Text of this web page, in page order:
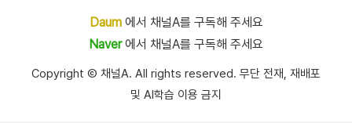
Daum에서 채널A를 구독해 주세요
Naver에서 채널A를 구독해 주세요
Copyright Ⓒ 채널A. All rights reserved. 무단 전재, 재배포
및 AI학습 이용 금지